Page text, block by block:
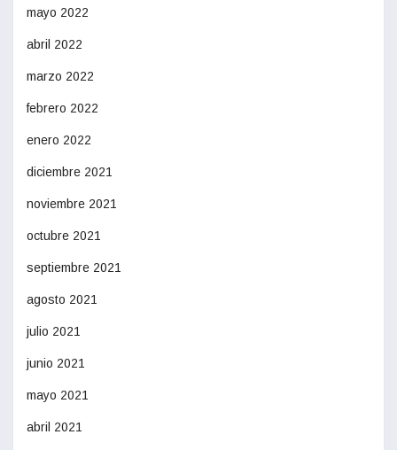
mayo 2022
abril 2022
marzo 2022
febrero 2022
enero 2022
diciembre 2021
noviembre 2021
octubre 2021
septiembre 2021
agosto 2021
julio 2021
junio 2021
mayo 2021
abril 2021